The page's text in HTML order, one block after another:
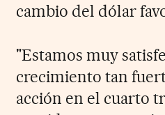
cambio del dólar
"Estamos muy
crecimiento tan
acción en el cuarto